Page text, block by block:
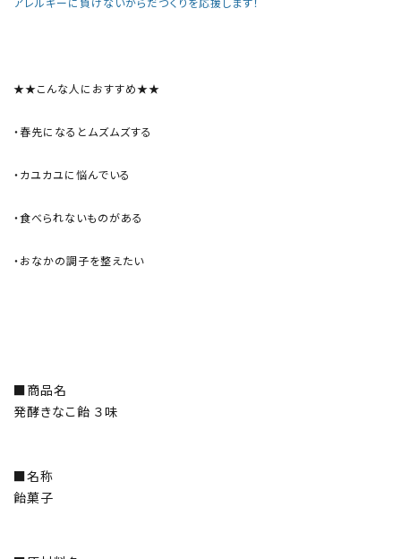
アレルギーに負けないからだづくりを応援します！
★★こんな人におすすめ★★
・春先になるとムズムズする
・カユカユに悩んでいる
・食べられないものがある
・おなかの調子を整えたい
■商品名
発酵きなこ飴 ３味
■名称
飴菓子